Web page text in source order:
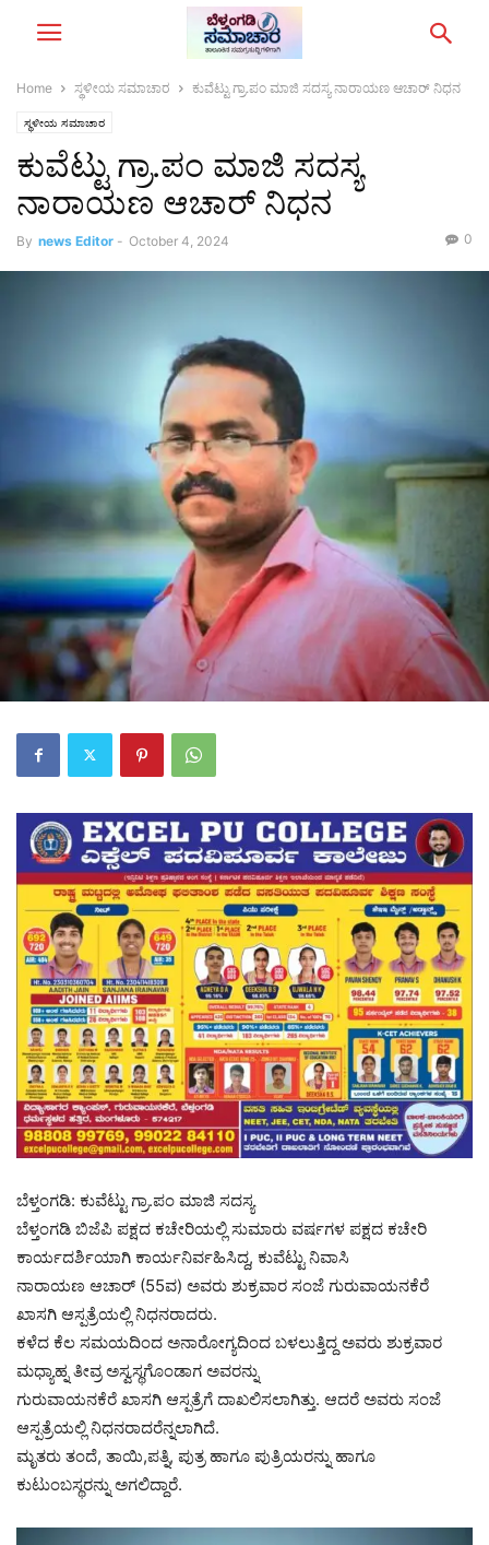
Home ಸ್ಥಳೀಯ ಸಮಾಚಾರ ಕುವೆಟ್ಟು ಗ್ರಾ.ಪಂ ಮಾಜಿ ಸದಸ್ಯ ನಾರಾಯಣ ಆಚಾರ್ ನಿಧನ
ಸ್ಥಳೀಯ ಸಮಾಚಾರ
ಕುವೆಟ್ಟು ಗ್ರಾ.ಪಂ ಮಾಜಿ ಸದಸ್ಯ
ನಾರಾಯಣ ಆಚಾರ್ ನಿಧನ
By news Editor - October 4, 2024 0
ಬೆಳ್ತಂಗಡಿ: ಕುವೆಟ್ಟು ಗ್ರಾ.ಪಂ ಮಾಜಿ ಸದಸ್ಯ
ಬೆಳ್ತಂಗಡಿ ಬಿಜೆಪಿ ಪಕ್ಷದ ಕಚೇರಿಯಲ್ಲಿ ಸುಮಾರು ವರ್ಷಗಳ ಪಕ್ಷದ‌ ಕಚೇರಿ
ಕಾರ್ಯದರ್ಶಿಯಾಗಿ ಕಾರ್ಯನಿರ್ವಹಿಸಿದ್ದ, ಕುವೆಟ್ಟು ನಿವಾಸಿ
ನಾರಾಯಣ ಆಚಾರ್ (55ವ) ಅವರು ಶುಕ್ರವಾರ ಸಂಜೆ ಗುರುವಾಯನಕೆರೆ
ಖಾಸಗಿ ಆಸ್ಪತ್ರೆಯಲ್ಲಿ ನಿಧನರಾದರು.
ಕಳೆದ ಕೆಲ ಸಮಯದಿಂದ ಅನಾರೋಗ್ಯದಿಂದ ಬಳಲುತ್ತಿದ್ದ ಅವರು ಶುಕ್ರವಾರ
ಮಧ್ಯಾಹ್ನ ತೀವ್ರ ಅಸ್ವಸ್ಥಗೊಂಡಾಗ ಅವರನ್ನು
ಗುರುವಾಯನಕೆರೆ‌ ಖಾಸಗಿ ಆಸ್ಪತ್ರೆಗೆ ದಾಖಲಿಸಲಾಗಿತ್ತು. ಆದರೆ ಅವರು ಸಂಜೆ
ಆಸ್ಪತ್ರೆಯಲ್ಲಿ ನಿಧನರಾದರೆನ್ನಲಾಗಿದೆ.
ಮೃತರು ತಂದೆ, ತಾಯಿ,ಪತ್ನಿ, ಪುತ್ರ ಹಾಗೂ ಪುತ್ರಿಯರನ್ನು ಹಾಗೂ
ಕುಟುಂಬಸ್ಥರನ್ನು ಅಗಲಿದ್ದಾರೆ.